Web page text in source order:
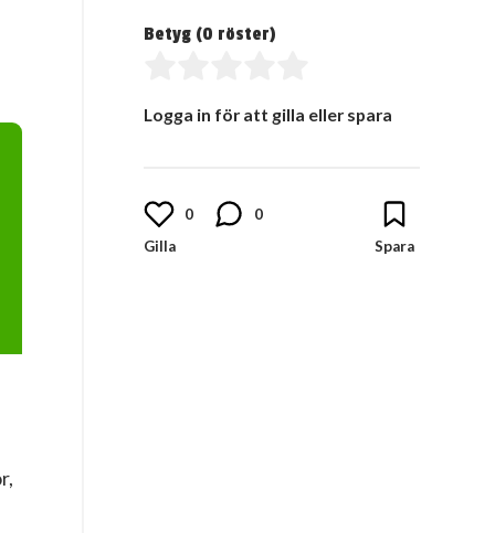
Betyg (0 röster)
Logga in för att gilla eller spara
0 0